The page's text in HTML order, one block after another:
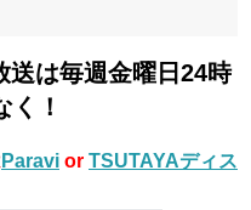
送は毎週金曜日24時
！
Paravi or TSUTAYAディス